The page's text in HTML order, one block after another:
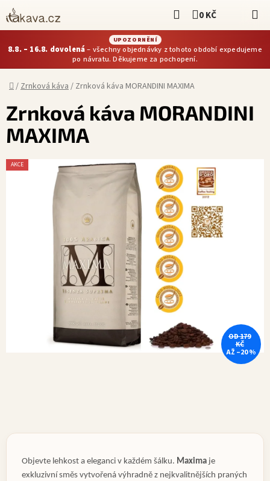
Přejít
na
obsah
UPOZORNĚNÍ
8.8. – 16.8. dovolená– všechny objednávky z tohoto období expedujeme
po návratu. Děkujeme za pochopení.
Hledat
NÁKUPNÍ
0 KČ
Domů
/Zrnková káva/ Zrnková káva MORANDINI MAXIMA
Objevte lehkost a eleganci v každém šálku. Maxima je
exkluzivní směs vytvořená výhradně z nejkvalitnějších praných
Zrnková káva MORANDINI
MAXIMA
AKCE
OD 179
KČ
AŽ –20 %